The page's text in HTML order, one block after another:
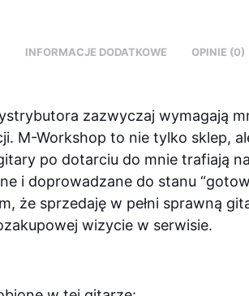
INFORMACJE DODATKOWE OPINIE (0)
zazwyczaj wymagają
M-Workshop to nie tylko sklep,
po dotarciu do mnie trafiają
i doprowadzane do stanu
że sprzedaję w pełni sprawną
wizycie w serwisie.